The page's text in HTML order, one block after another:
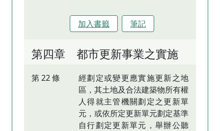
加入書籤 筆記
第四章 都市更新事業之實施
第 22 條
經劃定或變更應實施更新之地
區，其土地及合法建築物所有權
人得就主管機關劃定之更新單
元，或依所定更新單元劃定基準
自行劃定更新單元，舉辦公聽